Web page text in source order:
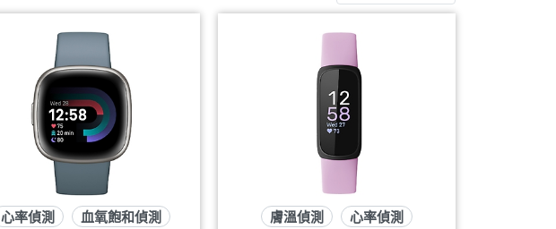
心率偵測
血氧飽和偵測
膚溫偵測
心率偵測